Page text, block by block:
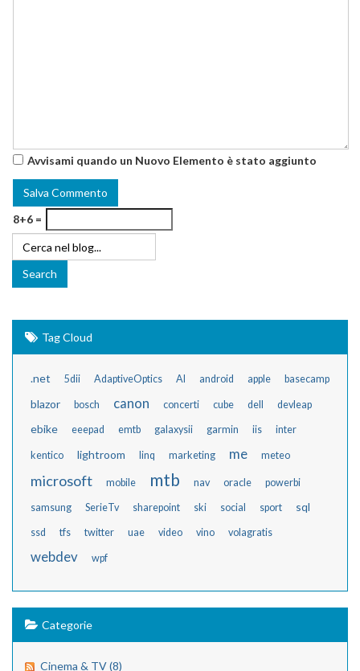
Avvisami quando un Nuovo Elemento è stato aggiunto
8+6 =
Tag Cloud
.net 5dii AdaptiveOptics AI android apple basecamp
blazor bosch canon concerti cube dell devleap
ebike eeepad emtb galaxysii garmin iis inter
kentico lightroom linq marketing me meteo
microsoft mobile mtb nav oracle powerbi
samsung SerieTv sharepoint ski social sport sql
ssd tfs twitter uae video vino volagratis
webdev wpf
Categorie
Cinema & TV (8)